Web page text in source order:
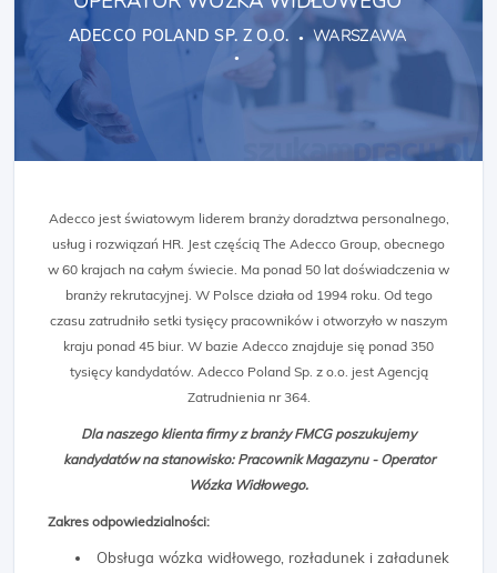
ADECCO POLAND SP. Z O.O. WARSZAWA
Adecco jest światowym liderem branży doradztwa personalnego,
usług i rozwiązań HR. Jest częścią The Adecco Group, obecnego
w 60 krajach na całym świecie. Ma ponad 50 lat doświadczenia w
branży rekrutacyjnej. W Polsce działa od 1994 roku. Od tego
czasu zatrudniło setki tysięcy pracowników i otworzyło w naszym
kraju ponad 45 biur. W bazie Adecco znajduje się ponad 350
tysięcy kandydatów. Adecco Poland Sp. z o.o. jest Agencją
Zatrudnienia nr 364.
Dla naszego klienta firmy z branży FMCG poszukujemy
kandydatów na stanowisko: Pracownik Magazynu - Operator
Wózka Widłowego.
Zakres odpowiedzialności:
Obsługa wózka widłowego, rozładunek i załadunek